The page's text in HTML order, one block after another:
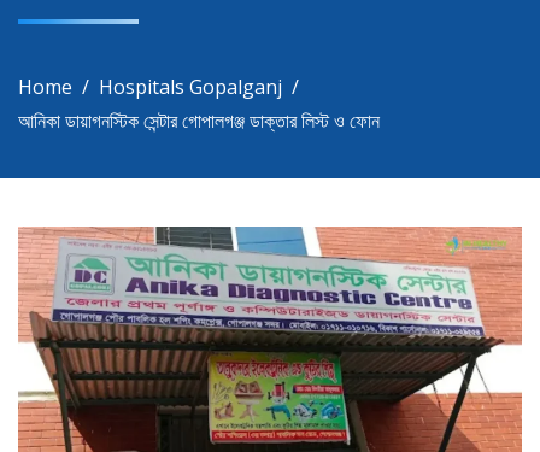
Home
Hospitals Gopalganj
আনিকা ডায়াগনস্টিক সেন্টার গোপালগঞ্জ ডাক্তার লিস্ট ও ফোন